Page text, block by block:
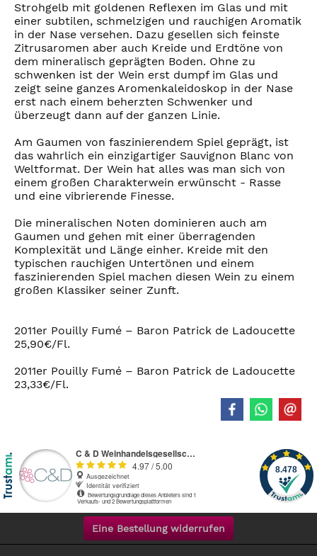
Strohgelb mit goldenen Reflexen im Glas und mit
einer subtilen, schmelzigen und rauchigen Aromatik
in der Nase versehen. Dazu gesellen sich feinste
Zitrusaromen aber auch Kreide und Erdtöne von
dem mineralisch geprägten Boden. Ohne zu
schwenken ist der Wein erst dumpf im Glas und
zeigt seine ganzes Aromenkaleidoskop in der Nase
erst nach einem beherzten Schwenker und
überzeugt dann auf der ganzen Linie.
Am Gaumen von faszinierendem Spiel geprägt, ist
das wahrlich ein einzigartiger Sauvignon Blanc von
Weltformat. Der Wein hat alles was man sich von
einem großen Charakterwein erwünscht - Rasse
und eine vibrierende Finesse.
Die mineralischen Noten dominieren auch am
Gaumen und gehen mit einer überragenden
Komplexität und Länge einher. Kreide mit den
typischen rauchigen Untertönen und einem
faszinierenden Spiel machen diesen Wein zu einem
großen Klassiker seiner Zunft.
2011er Pouilly Fumé – Baron Patrick de Ladoucette
25,90€/Fl.
2011er Pouilly Fumé – Baron Patrick de Ladoucette
23,33€/Fl.
Eine Bestellung widerrufen